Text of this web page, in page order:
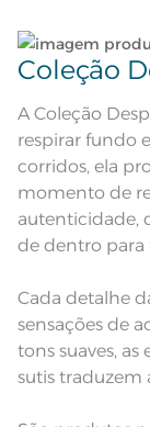
Coleção
A Coleção
respirar fundo
corridos, ela
momento de
autenticidade,
de dentro para
Cada detalhe
sensações de
tons suaves,
sutis traduzem